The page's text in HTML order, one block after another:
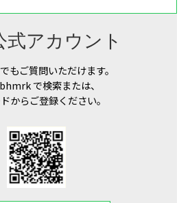
式アカウント
もご質問いただけます。
で検索または、
からご登録ください。